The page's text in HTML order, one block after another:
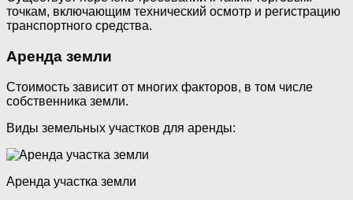
точкам, включающим технический осмотр и регистрацию
транспортного средства.
Аренда земли
Стоимость зависит от многих факторов, в том числе
собственника земли.
Виды земельных участков для аренды:
Аренда участка земли